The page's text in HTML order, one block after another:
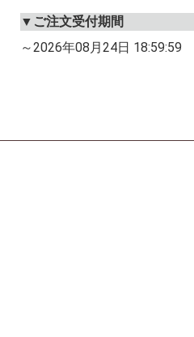
▼ご注文受付期間
～2026年08月24日 18:59:59